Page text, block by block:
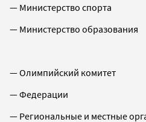
— Министерство спорта
— Министерство образования
— Олимпийский комитет
— Федерации
— Региональные и местные